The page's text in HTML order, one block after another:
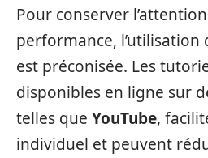
Pour conserver
performance, l’utilisation
est préconisée. Les
disponibles en ligne sur
telles que YouTube,
individuel et peuvent